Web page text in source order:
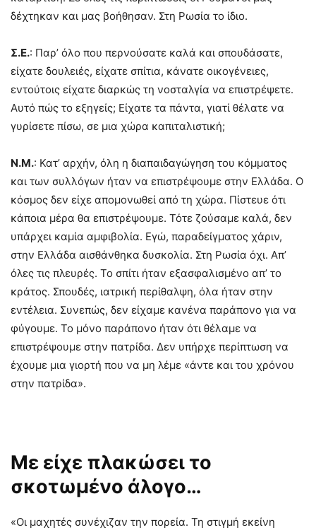
δέχτηκαν και μας βοήθησαν. Στη Ρωσία το ίδιο.
Σ.Ε.: Παρ’ όλο που περνούσατε καλά και σπουδάσατε,
είχατε δουλειές, είχατε σπίτια, κάνατε οικογένειες,
εντούτοις είχατε διαρκώς τη νοσταλγία να επιστρέψετε.
Αυτό πώς το εξηγείς; Είχατε τα πάντα, γιατί θέλατε να
γυρίσετε πίσω, σε μια χώρα καπιταλιστική;
Ν.Μ.: Κατ’ αρχήν, όλη η διαπαιδαγώγηση του κόμματος
και των συλλόγων ήταν να επιστρέψουμε στην Ελλάδα. Ο
κόσμος δεν είχε απομονωθεί από τη χώρα. Πίστευε ότι
κάποια μέρα θα επιστρέψουμε. Τότε ζούσαμε καλά, δεν
υπάρχει καμία αμφιβολία. Εγώ, παραδείγματος χάριν,
στην Ελλάδα αισθάνθηκα δυσκολία. Στη Ρωσία όχι. Απ’
όλες τις πλευρές. Το σπίτι ήταν εξασφαλισμένο απ’ το
κράτος. Σπουδές, ιατρική περίθαλψη, όλα ήταν στην
εντέλεια. Συνεπώς, δεν είχαμε κανένα παράπονο για να
φύγουμε. Το μόνο παράπονο ήταν ότι θέλαμε να
επιστρέψουμε στην πατρίδα. Δεν υπήρχε περίπτωση να
έχουμε μια γιορτή που να μη λέμε «άντε και του χρόνου
στην πατρίδα».
Με είχε πλακώσει το
σκοτωμένο άλογο…
«Οι μαχητές συνέχιζαν την πορεία. Τη στιγμή εκείνη